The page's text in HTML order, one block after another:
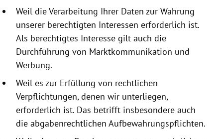
Weil die Verarbeitung Ihrer Daten zur Wahrung
unserer berechtigten Interessen erforderlich ist.
Als berechtigtes Interesse gilt auch die
Durchführung von Marktkommunikation und
Werbung.
Weil es zur Erfüllung von rechtlichen
Verpflichtungen, denen wir unterliegen,
erforderlich ist. Das betrifft insbesondere auch
die abgabenrechtlichen Aufbewahrungspflichten.